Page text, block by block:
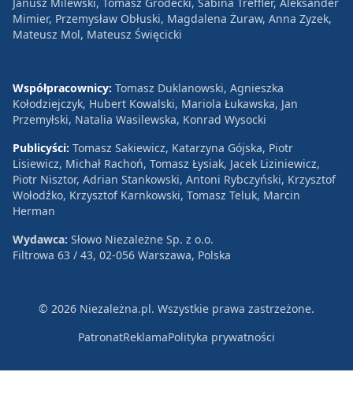
Mimier, Przemysław Obłuski, Magdalena Żuraw, Anna Zyzek,
Mateusz Mol, Mateusz Święcicki
Współpracownicy: Tomasz Duklanowski, Agnieszka
Kołodziejczyk, Hubert Kowalski, Mariola Łukawska, Jan
Przemyłski, Natalia Wasilewska, Konrad Wysocki
Publicyści: Tomasz Sakiewicz, Katarzyna Gójska, Piotr
Lisiewicz, Michał Rachoń, Tomasz Łysiak, Jacek Liziniewicz,
Piotr Nisztor, Adrian Stankowski, Antoni Rybczyński, Krzysztof
Wołodźko, Krzysztof Karnkowski, Tomasz Teluk, Marcin
Herman
Wydawca: Słowo Niezależne Sp. z o.o.
Filtrowa 63 / 43, 02-056 Warszawa, Polska
© 2026 Niezależna.pl. Wszystkie prawa zastrzeżone.
PatronatReklamaPolityka prywatności